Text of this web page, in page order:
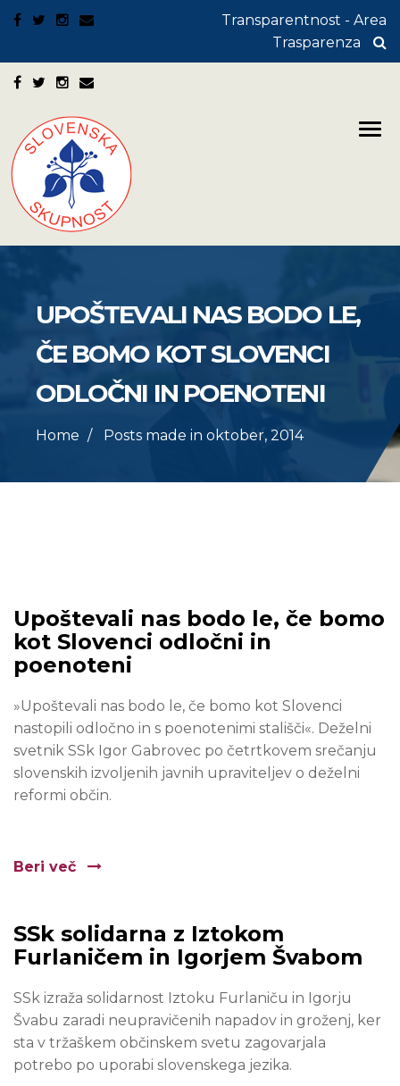
Transparentnost - Area
Trasparenza
UPOŠTEVALI NAS BODO LE,
ČE BOMO KOT SLOVENCI
ODLOČNI IN POENOTENI
Home Posts made in oktober, 2014
Upoštevali nas bodo le, če bomo
kot Slovenci odločni in
poenoteni
»Upoštevali nas bodo le, če bomo kot Slovenci
nastopili odločno in s poenotenimi stališči«. Deželni
svetnik SSk Igor Gabrovec po četrtkovem srečanju
slovenskih izvoljenih javnih upraviteljev o deželni
reformi občin.
Beri več
SSk solidarna z Iztokom
Furlaničem in Igorjem Švabom
SSk izraža solidarnost Iztoku Furlaniču in Igorju
Švabu zaradi neupravičenih napadov in groženj, ker
sta v tržaškem občinskem svetu zagovarjala
potrebo po uporabi slovenskega jezika.